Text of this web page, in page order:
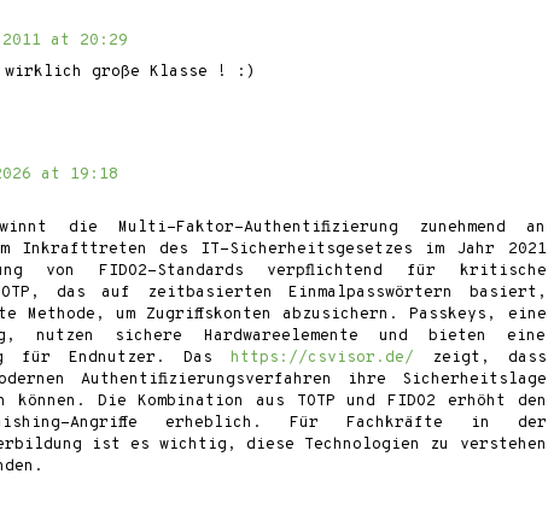
at 20:29
große Klasse ! :)
at 19:18
die Multi-Faktor-Authentifizierung zunehmend an
Inkrafttreten des IT-Sicherheitsgesetzes im Jahr 2021
von FIDO2-Standards verpflichtend für kritische
das auf zeitbasierten Einmalpasswörtern basiert,
Methode, um Zugriffskonten abzusichern. Passkeys, eine
nutzen sichere Hardwareelemente und bieten eine
für Endnutzer. Das https://csvisor.de/ zeigt, dass
Authentifizierungsverfahren ihre Sicherheitslage
Die Kombination aus TOTP und FIDO2 erhöht den
Angriffe erheblich. Für Fachkräfte in der
ist es wichtig, diese Technologien zu verstehen